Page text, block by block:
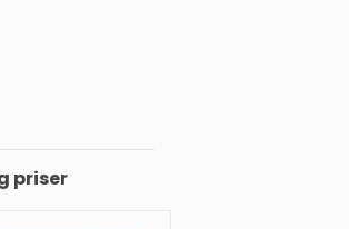
priser